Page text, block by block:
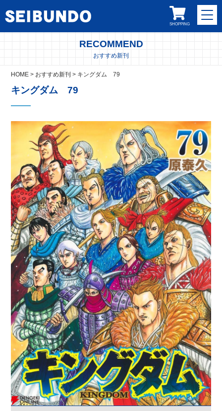
SHOPPING
RECOMMEND
おすすめ新刊
HOME > おすすめ新刊 > キングダム 79
キングダム 79